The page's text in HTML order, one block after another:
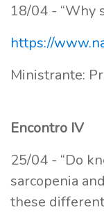
18/04 - “Why
https://
Ministrante:
Encontro IV
25/04 - “Do
sarcopenia
these